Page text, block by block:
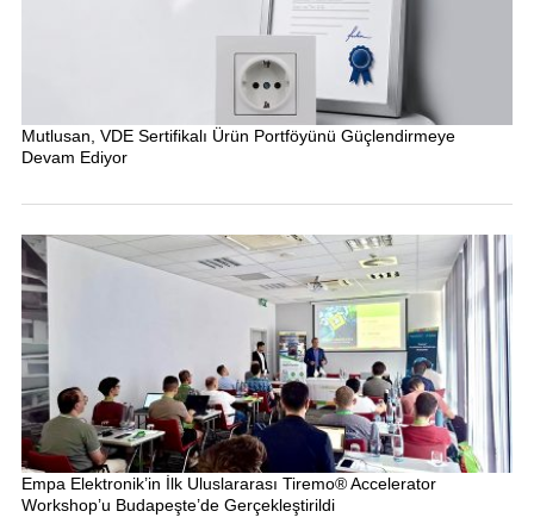
Mutlusan, VDE Sertifikalı Ürün Portföyünü Güçlendirmeye
Devam Ediyor
Empa Elektronik’in İlk Uluslararası Tiremo® Accelerator
Workshop’u Budapeşte’de Gerçekleştirildi